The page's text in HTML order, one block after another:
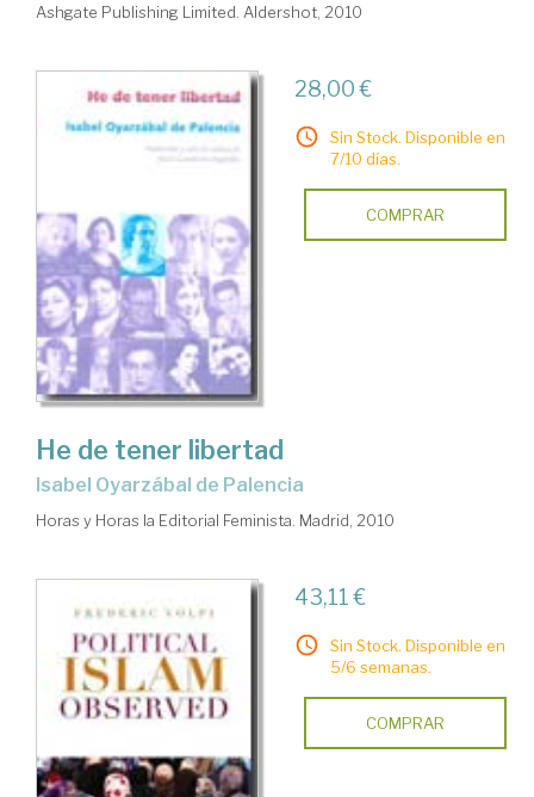
Ashgate Publishing Limited. Aldershot, 2010
28,00 €
Sin Stock. Disponible en
7/10 días.
COMPRAR
He de tener libertad
Isabel Oyarzábal de Palencia
Horas y Horas la Editorial Feminista. Madrid, 2010
43,11 €
Sin Stock. Disponible en
5/6 semanas.
COMPRAR